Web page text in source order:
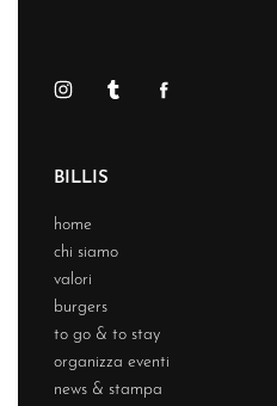
BILLIS
home
chi siamo
valori
burgers
to go & to stay
organizza eventi
news & stampa